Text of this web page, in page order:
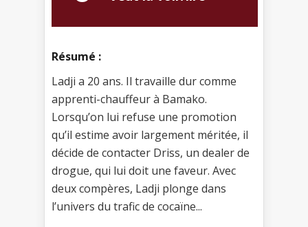
Résumé :
Ladji a 20 ans. Il travaille dur comme
apprenti-chauffeur à Bamako.
Lorsqu’on lui refuse une promotion
qu’il estime avoir largement méritée, il
décide de contacter Driss, un dealer de
drogue, qui lui doit une faveur. Avec
deux compères, Ladji plonge dans
l’univers du trafic de cocaïne...